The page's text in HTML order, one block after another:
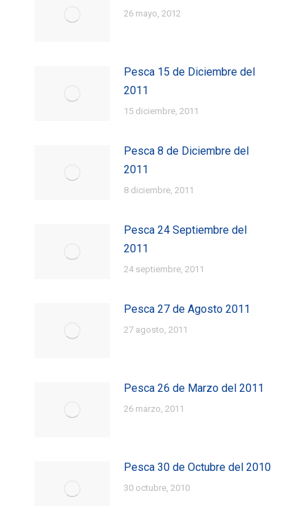
26 mayo, 2012
Pesca 15 de Diciembre del
2011
15 diciembre, 2011
Pesca 8 de Diciembre del
2011
8 diciembre, 2011
Pesca 24 Septiembre del
2011
24 septiembre, 2011
Pesca 27 de Agosto 2011
27 agosto, 2011
Pesca 26 de Marzo del 2011
26 marzo, 2011
Pesca 30 de Octubre del 2010
30 octubre, 2010